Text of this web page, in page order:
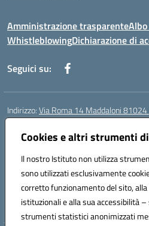
Cookies e altri strumenti
Il nostro Istituto non utilizza
sono utilizzati esclusivamente
corretto funzionamento del sito,
istituzionali e alla sua accessibilità
strumenti statistici anonimizzati
Amministrazione trasparente
WhistleblowingDichiarazione di
Seguici su:
Indirizzo:Via Roma 14 Maddaloni 81024
Centralino:
Posta elettronica certificata (PEC):
Codice fiscale: 80006190617
Codice meccanografico:CEIC8AN00R
Codice Indice delle Pubbliche
Codice unico di fatturazione (CUF):